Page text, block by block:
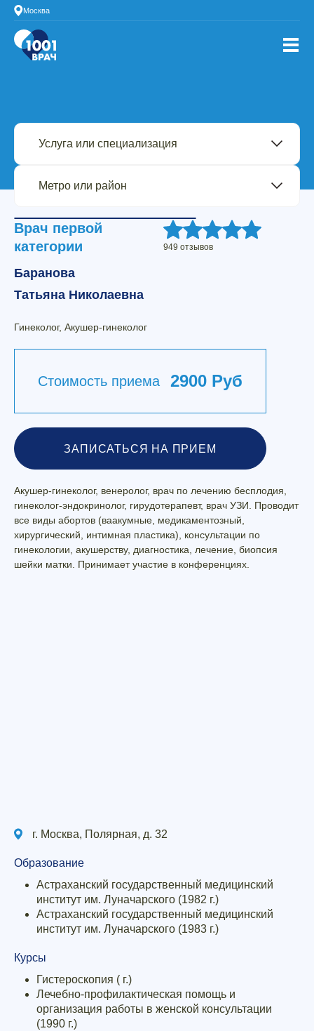
Москва
Врач первой
категории
949 отзывов
Баранова
Татьяна Николаевна
Гинеколог, Акушер-гинеколог
Стоимость приема 2900 Руб
ЗАПИСАТЬСЯ НА ПРИЕМ
Акушер-гинеколог, венеролог, врач по лечению бесплодия,
гинеколог-эндокринолог, гирудотерапевт, врач УЗИ. Проводит
все виды абортов (ваакумные, медикаментозный,
хирургический, интимная пластика), консультации по
гинекологии, акушерству, диагностика, лечение, биопсия
шейки матки. Принимает участие в конференциях.
г. Москва, Полярная, д. 32
Образование
Астраханский государственный медицинский
институт им. Луначарского (1982 г.)
Астраханский государственный медицинский
институт им. Луначарского (1983 г.)
Курсы
Гистероскопия ( г.)
Лечебно-профилактическая помощь и
организация работы в женской консультации
(1990 г.)